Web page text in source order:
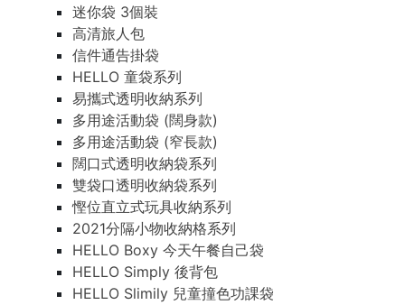
迷你袋 3個裝
高清旅人包
信件通告掛袋
HELLO 童袋系列
易攜式透明收納系列
多用途活動袋 (闊身款)
多用途活動袋 (窄長款)
闊口式透明收納袋系列
雙袋口透明收納袋系列
慳位直立式玩具收納系列
2021分隔小物收納格系列
HELLO Boxy 今天午餐自己袋
HELLO Simply 後背包
HELLO Slimily 兒童撞色功課袋